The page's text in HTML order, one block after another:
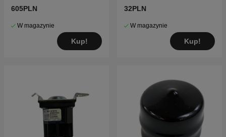
605PLN
W magazynie
Kup!
32PLN
W magazynie
Kup!